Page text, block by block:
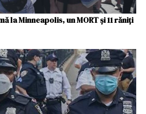
la Minneapolis, un MORT şi 11 răniţi